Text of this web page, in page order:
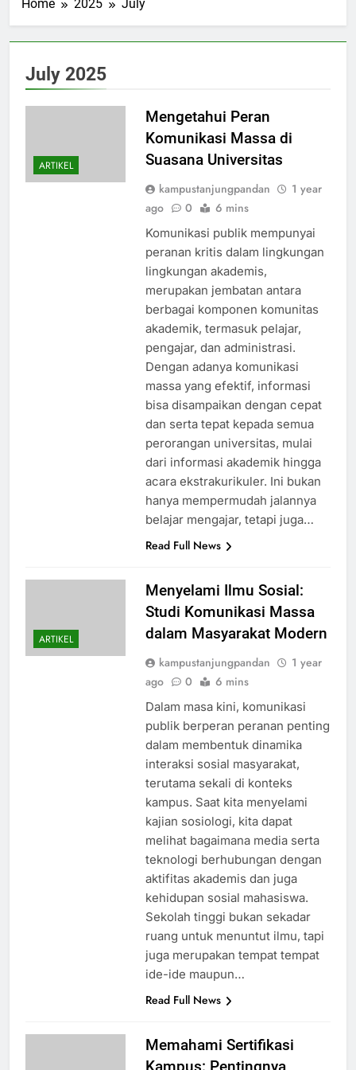
Home 2025 July
July 2025
ARTIKEL
Mengetahui Peran
Komunikasi Massa di
Suasana Universitas
kampustanjungpandan
1 year
ago
0 6 mins
Komunikasi publik mempunyai
peranan kritis dalam lingkungan
lingkungan akademis,
merupakan jembatan antara
berbagai komponen komunitas
akademik, termasuk pelajar,
pengajar, dan administrasi.
Dengan adanya komunikasi
massa yang efektif, informasi
bisa disampaikan dengan cepat
dan serta tepat kepada semua
perorangan universitas, mulai
dari informasi akademik hingga
acara ekstrakurikuler. Ini bukan
hanya mempermudah jalannya
belajar mengajar, tetapi juga…
Read Full News
ARTIKEL
Menyelami Ilmu Sosial:
Studi Komunikasi Massa
dalam Masyarakat Modern
kampustanjungpandan
1 year
ago
0 6 mins
Dalam masa kini, komunikasi
publik berperan peranan penting
dalam membentuk dinamika
interaksi sosial masyarakat,
terutama sekali di konteks
kampus. Saat kita menyelami
kajian sosiologi, kita dapat
melihat bagaimana media serta
teknologi berhubungan dengan
aktifitas akademis dan juga
kehidupan sosial mahasiswa.
Sekolah tinggi bukan sekadar
ruang untuk menuntut ilmu, tapi
juga merupakan tempat tempat
ide-ide maupun…
Read Full News
Memahami Sertifikasi